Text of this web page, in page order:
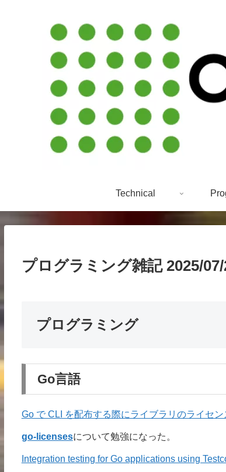
Technical
プログラミング雑記 2025/
プログラミング
Go言語
Go で CLI を配布する際にライブラリのライセ
go-licensesについて勉強になった。
Integration testing for Go applications using